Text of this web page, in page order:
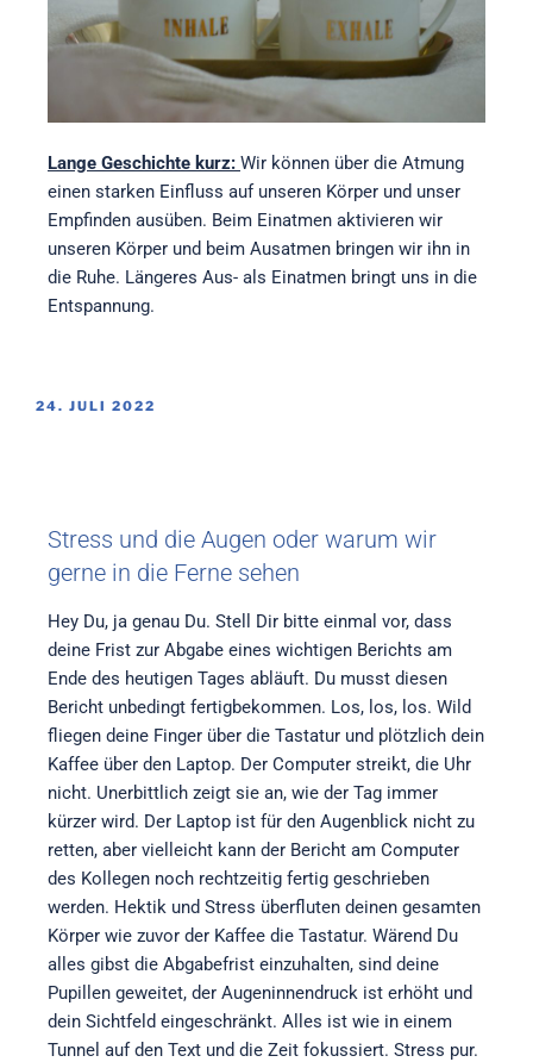
Lange Geschichte kurz: Wir können über die Atmung
einen starken Einfluss auf unseren Körper und unser
Empfinden ausüben. Beim Einatmen aktivieren wir
unseren Körper und beim Ausatmen bringen wir ihn in
die Ruhe. Längeres Aus- als Einatmen bringt uns in die
Entspannung.
24. JULI 2022
Stress und die Augen oder warum wir
gerne in die Ferne sehen
Hey Du, ja genau Du. Stell Dir bitte einmal vor, dass
deine Frist zur Abgabe eines wichtigen Berichts am
Ende des heutigen Tages abläuft. Du musst diesen
Bericht unbedingt fertigbekommen. Los, los, los. Wild
fliegen deine Finger über die Tastatur und plötzlich dein
Kaffee über den Laptop. Der Computer streikt, die Uhr
nicht. Unerbittlich zeigt sie an, wie der Tag immer
kürzer wird. Der Laptop ist für den Augenblick nicht zu
retten, aber vielleicht kann der Bericht am Computer
des Kollegen noch rechtzeitig fertig geschrieben
werden. Hektik und Stress überfluten deinen gesamten
Körper wie zuvor der Kaffee die Tastatur. Wärend Du
alles gibst die Abgabefrist einzuhalten, sind deine
Pupillen geweitet, der Augeninnendruck ist erhöht und
dein Sichtfeld eingeschränkt. Alles ist wie in einem
Tunnel auf den Text und die Zeit fokussiert. Stress pur.